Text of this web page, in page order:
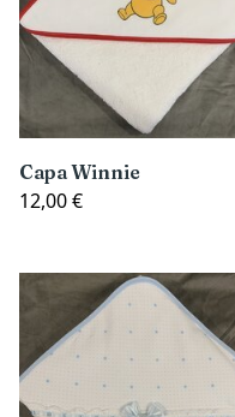
Capa Winnie
12,00 €